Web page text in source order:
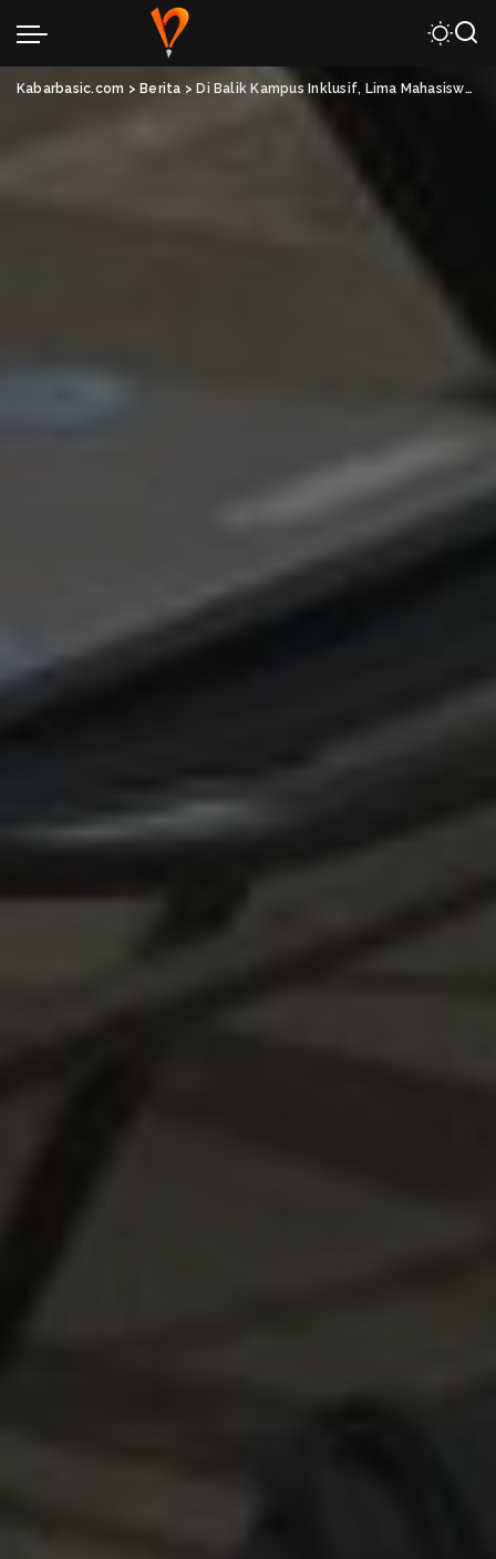
Kabarbasic.com > Berita > Di Balik Kampus Inklusif, Lima Mahasiswa Matematika UB Ungkap Masih Adanya Stereotip terhadap Mahasiswa Asal Madura